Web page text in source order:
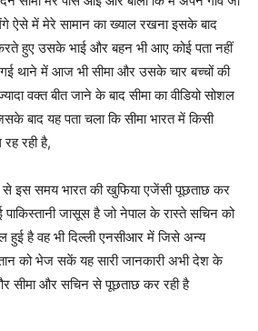
ऐसे में मेरे सामान का ख्याल रखना इसके बाद
हुए उसके भाई और बहन भी आए कोई पता नहीं
गई थाने में आज भी सीमा और उसके चार बच्चों की
वक्त बीत जाने के बाद सीमा का वीडियो सोशल
बाद यह पता चला कि सीमा भारत में किसी
रही है,
से इस समय भारत की खुफिया एजेंसी पूछताछ कर
पाकिस्तानी जासूस है जो नेपाल के रास्ते सचिन को
हुई है वह भी दिल्ली एनसीआर में जिसे अन्य
को भेज सकें यह सारी जानकारी अभी देश के
सीमा और सचिन से पूछताछ कर रही है